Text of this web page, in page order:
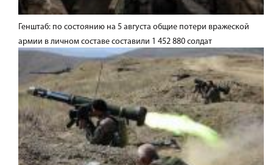
Генштаб: по состоянию на 5 августа общие потери вражеской
армии в личном составе составили 1 452 880 солдат